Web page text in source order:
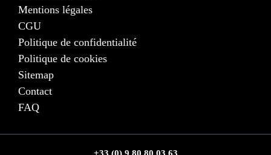
Mentions légales
CGU
Politique de confidentialité
Politique de cookies
Sitemap
Contact
FAQ
+33 (0) 9 80 80 03 63